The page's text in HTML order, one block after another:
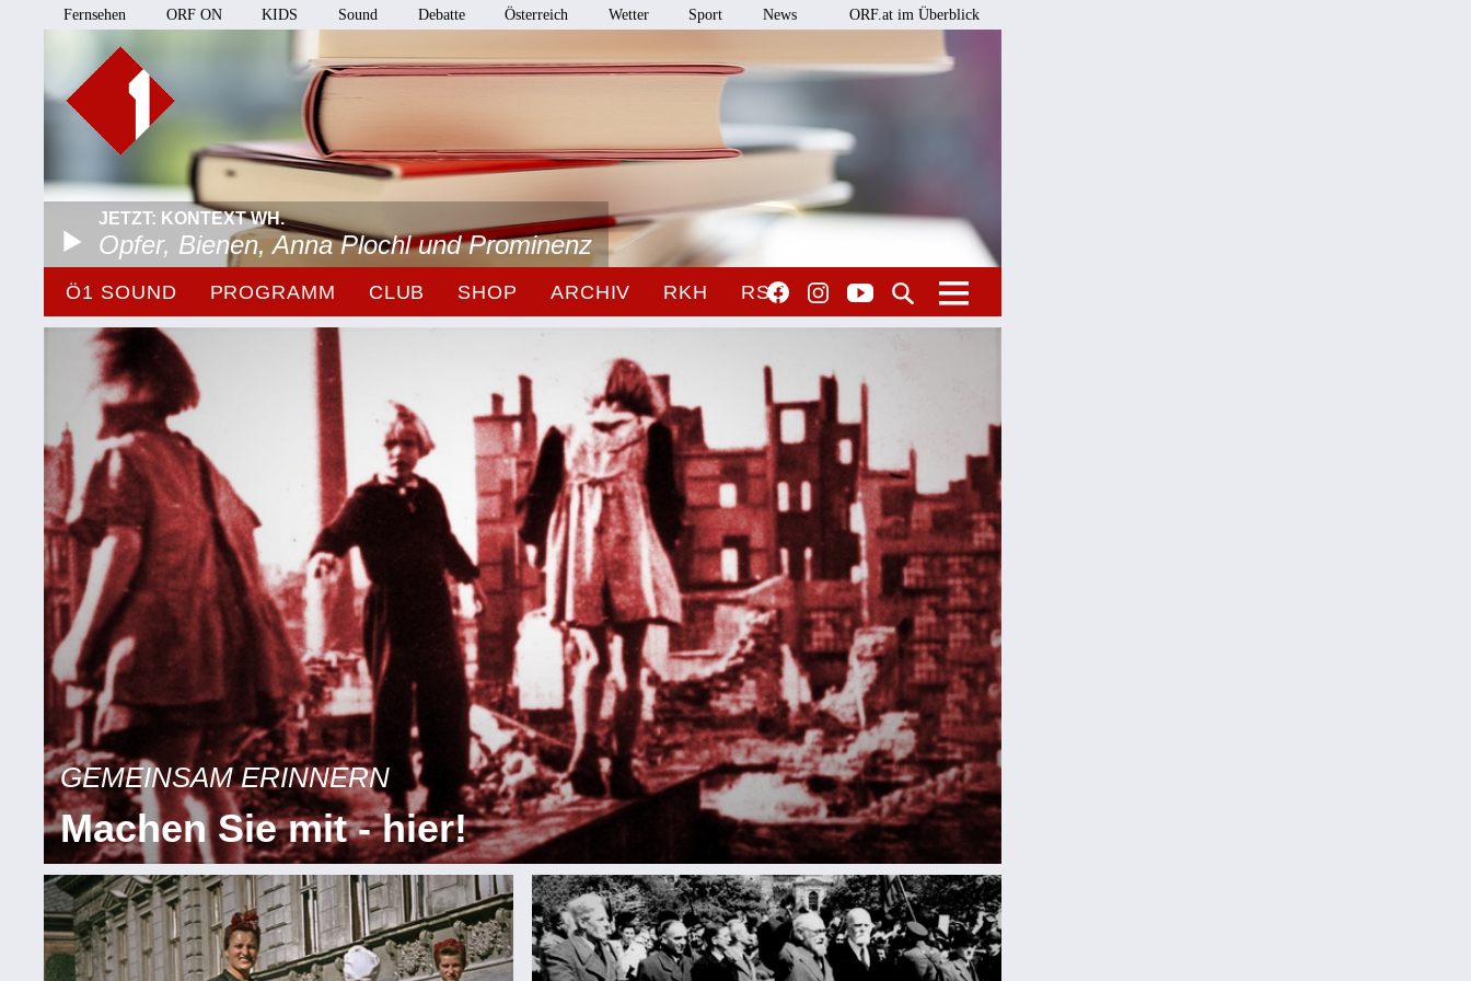
Fernsehen ORF ON KIDS Sound Debatte Österreich Wetter Sport News ORF.at im Überblick
JETZT: KONTEXT WH.
Opfer, Bienen, Anna Plochl und Prominenz
Ö1 SOUND PROGRAMM CLUB SHOP ARCHIV RKH RSO
GEMEINSAM ERINNERN
Machen Sie mit - hier!